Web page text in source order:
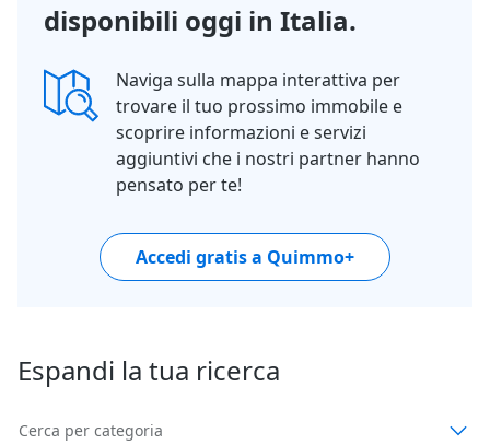
disponibili oggi in Italia.
Naviga sulla mappa interattiva per
trovare il tuo prossimo immobile e
scoprire informazioni e servizi
aggiuntivi che i nostri partner hanno
pensato per te!
Accedi gratis a Quimmo+
Espandi la tua ricerca
Cerca per categoria